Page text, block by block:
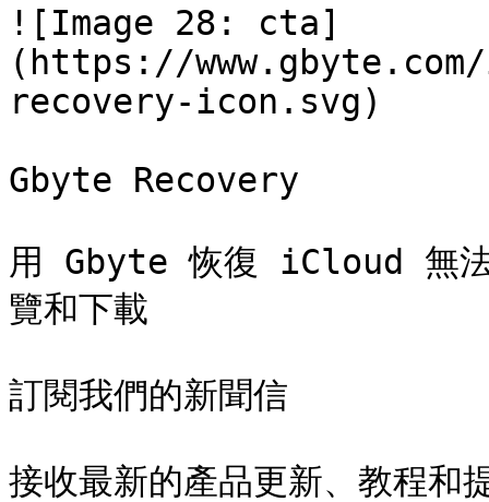
![Image 28: cta]
(https://
recovery-icon.svg)
Gbyte Recovery
用 Gbyte 恢復 iCloud 無法
覽和下載
訂閱我們的新聞信
接收最新的產品更新、教程和